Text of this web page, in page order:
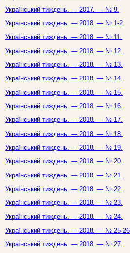
Український тиждень. — 2017. — № 9.
Український тиждень. — 2018. — № 1-2.
Український тиждень. — 2018. — № 11.
Український тиждень. — 2018. — № 12.
Український тиждень. — 2018. — № 13.
Український тиждень. — 2018. — № 14.
Український тиждень. — 2018. — № 15.
Український тиждень. — 2018. — № 16.
Український тиждень. — 2018. — № 17.
Український тиждень. — 2018. — № 18.
Український тиждень. — 2018. — № 19.
Український тиждень. — 2018. — № 20.
Український тиждень. — 2018. — № 21.
Український тиждень. — 2018. — № 22.
Український тиждень. — 2018. — № 23.
Український тиждень. — 2018. — № 24.
Український тиждень. — 2018. — № 25-26.
Український тиждень. — 2018. — № 27.